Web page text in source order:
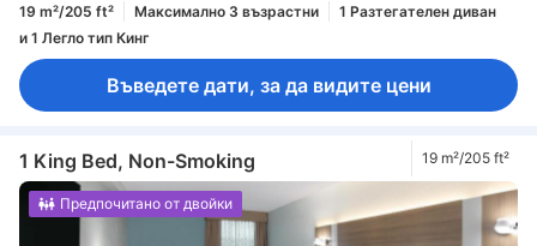
19 m²/205 ft² Максимално 3 възрастни
1 Разтегателен диван
и 1 Легло тип Кинг
Въведете дати, за да видите цени
1 King Bed, Non-Smoking 19 m²/205 ft²
Предпочитано от двойки